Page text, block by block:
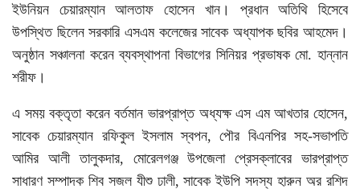
ইউনিয়ন চেয়ারম্যান আলতাফ হোসেন খান। প্রধান অতিথি হিসেবে
উপস্থিত ছিলেন সরকারি এসএম কলেজের সাবেক অধ্যাপক ছবির আহমেদ।
অনুষ্ঠান সঞ্চালনা করেন ব্যবস্থাপনা বিভাগের সিনিয়র প্রভাষক মো. হান্নান
শরীফ।
এ সময় বক্তৃতা করেন বর্তমান ভারপ্রাপ্ত অধ্যক্ষ এস এম আখতার হোসেন,
সাবেক চেয়ারম্যান রফিকুল ইসলাম স্বপন, পৌর বিএনপির সহ-সভাপতি
আমির আলী তালুকদার, মোরেলগঞ্জ উপজেলা প্রেসক্লাবের ভারপ্রাপ্ত
সাধারণ সম্পাদক শিব সজল যীশু ঢালী, সাবেক ইউপি সদস্য হারুন অর রশিদ